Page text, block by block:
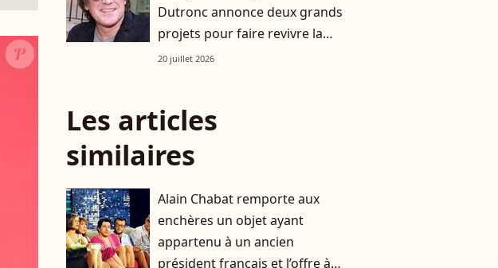
Dutronc annonce deux grands
projets pour faire revivre la
mémoire de sa mère
20 juillet 2026
Les articles
similaires
Alain Chabat remporte aux
enchères un objet ayant
appartenu à un ancien
président français et l’offre à